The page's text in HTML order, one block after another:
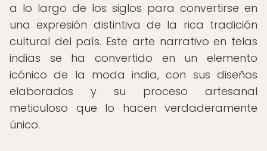
a lo largo de los siglos para convertirse en
una expresión distintiva de la rica tradición
cultural del país. Este arte narrativo en telas
indias se ha convertido en un elemento
icónico de la moda india, con sus diseños
elaborados y su proceso artesanal
meticuloso que lo hacen verdaderamente
único.